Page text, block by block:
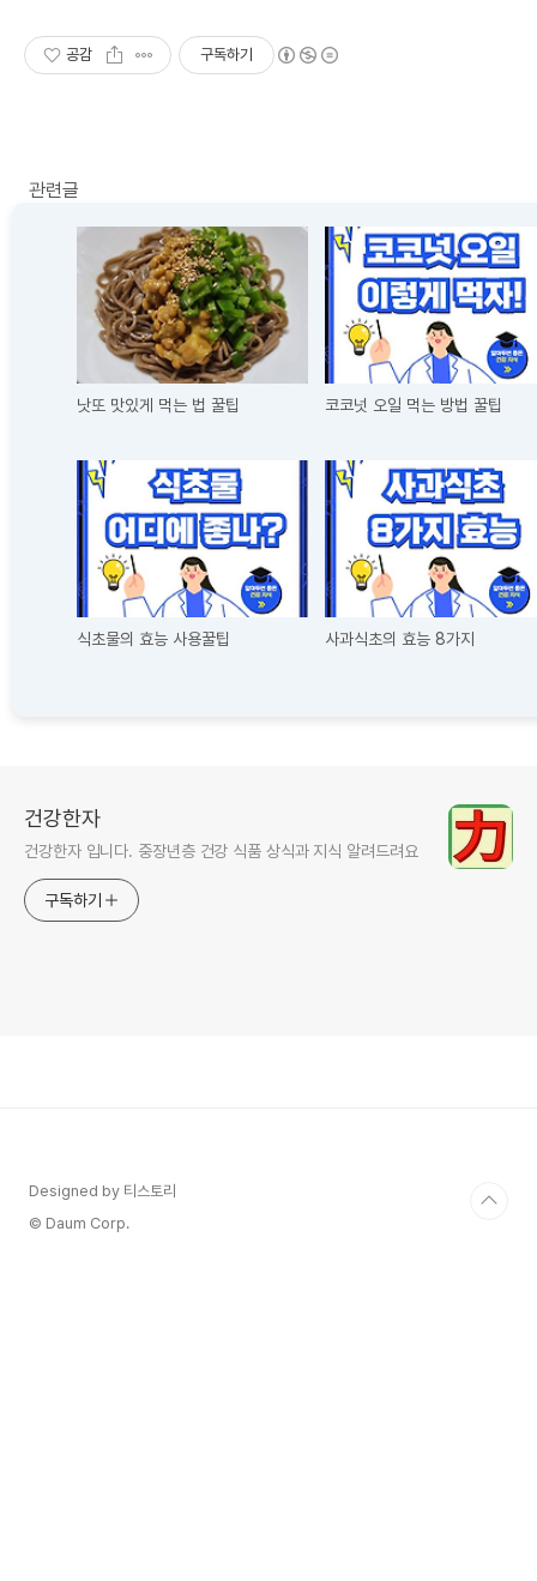
공감 구독하기
관련글
낫또 맛있게 먹는 법 꿀팁 코코넛 오일 먹는 방법 꿀팁
식초물의 효능 사용꿀팁 사과식초의 효능 8가지
건강한자
건강한자 입니다. 중장년층 건강 식품 상식과 지식 알려드려요
구독하기
Designed by 티스토리
© Daum Corp.